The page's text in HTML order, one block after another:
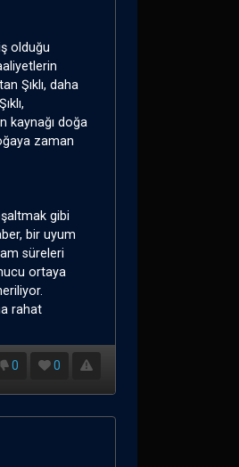
olduğu
Şıklı, daha
kaynağı doğa
zaman
gibi
bir uyum
süreleri
ortaya
rahat
0 0